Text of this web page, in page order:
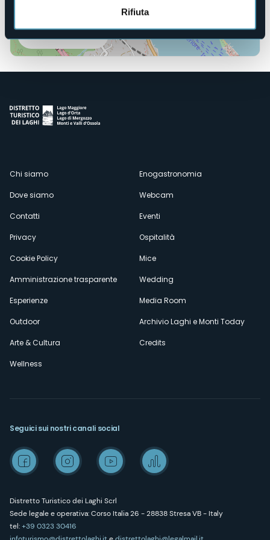
Rifiuta
Menù
secondario
Chi siamo
Dove siamo
Contatti
Privacy
Cookie Policy
Amministrazione trasparente
Esperienze
Outdoor
Arte & Cultura
Wellness
Enogastronomia
Webcam
Eventi
Ospitalità
Mice
Wedding
Media Room
Archivio Laghi e Monti Today
Credits
Distretto Turistico dei Laghi Scrl
Sede legale e operativa: Corso Italia 26 - 28838 Stresa VB - Italy
tel:+39 0323 30416
Seguici sui nostri canali social